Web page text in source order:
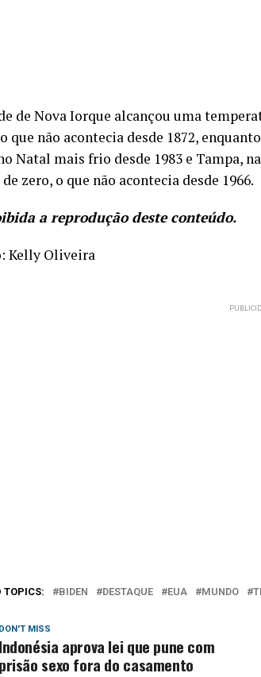
de Nova Iorque alcançou uma
que não acontecia desde 1872,
Natal mais frio desde 1983 e Tampa,
zero, o que não acontecia desde 1966.
a reprodução deste conteúdo.
Kelly Oliveira
TOPICS: BIDEN DESTAQUE EUA MUNDO
DON'T MISS
Indonésia aprova lei que pune com
prisão sexo fora do casamento